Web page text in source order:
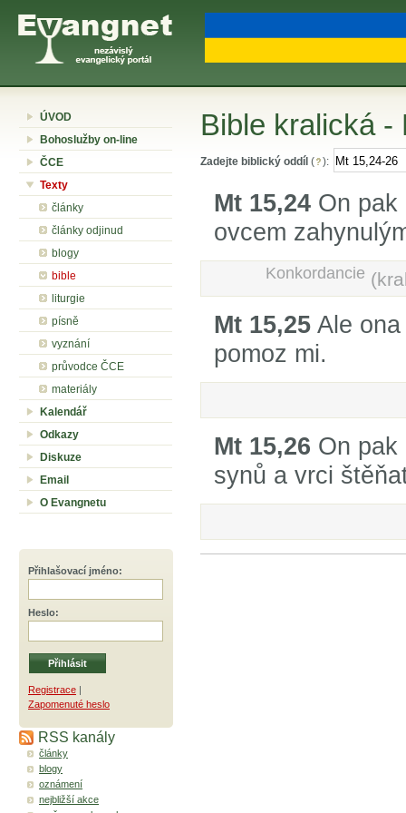
ÚVOD
Bohoslužby on-line
ČCE
Texty
články
články odjinud
blogy
bible
liturgie
písně
vyznání
průvodce ČCE
materiály
Kalendář
Odkazy
Diskuze
Email
O Evangnetu
Přihlašovací jméno:
Heslo:
Registrace |
Zapomenuté heslo
RSS kanály
články
blogy
oznámení
nejbližší akce
Bible kralická -
Zadejte biblický oddíl ( ):
Mt 15,24 On pak
ovcem
Konkordancie
Mt 15,25 Ale
pomoz mi.
Mt 15,26 On pak
synů a vrci